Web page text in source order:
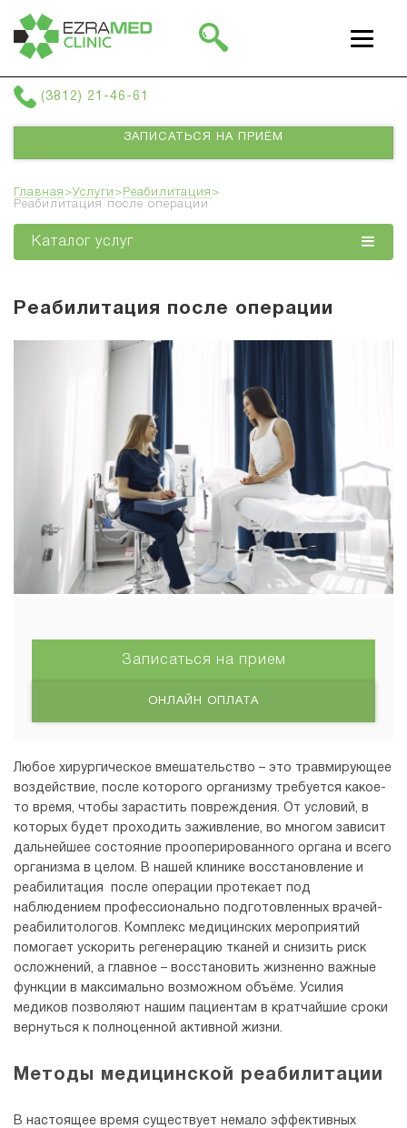
(3812) 21-46-61
ЗАПИСАТЬСЯ НА ПРИЁМ
Главная >Услуги > Реабилитация >
Реабилитация после операции
Каталог услуг
Реабилитация после операции
Записаться на прием
ОНЛАЙН ОПЛАТА
Любое хирургическое вмешательство – это травмирующее
воздействие, после которого организму требуется какое-
то время, чтобы зарастить повреждения. От условий, в
которых будет проходить заживление, во многом зависит
дальнейшее состояние прооперированного органа и всего
организма в целом. В нашей клинике восстановление и
реабилитация после операции протекает под
наблюдением профессионально подготовленных врачей-
реабилитологов. Комплекс медицинских мероприятий
помогает ускорить регенерацию тканей и снизить риск
осложнений, а главное – восстановить жизненно важные
функции в максимально возможном объёме. Усилия
медиков позволяют нашим пациентам в кратчайшие сроки
вернуться к полноценной активной жизни.
Методы медицинской реабилитации
В настоящее время существует немало эффективных